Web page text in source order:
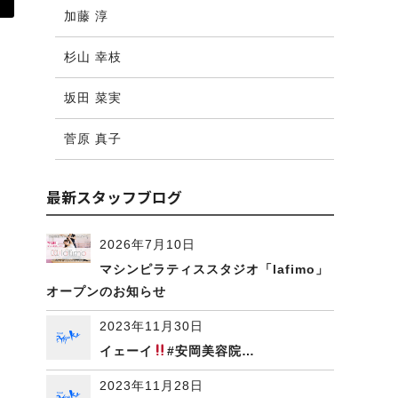
加藤 淳
杉山 幸枝
坂田 菜実
菅原 真子
最新スタッフブログ
2026年7月10日
マシンピラティススタジオ「lafimo」
オープンのお知らせ
2023年11月30日
イェーイ
#安岡美容院…
2023年11月28日